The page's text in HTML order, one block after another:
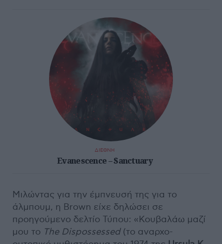
ΔΙΕΘΝΗ
Evanescence – Sanctuary
Μιλώντας για την έμπνευσή της για το
άλμπουμ, η Brown είχε δηλώσει σε
προηγούμενο δελτίο Τύπου: «Κουβαλάω μαζί
μου το The Dispossessed(το αναρχο-